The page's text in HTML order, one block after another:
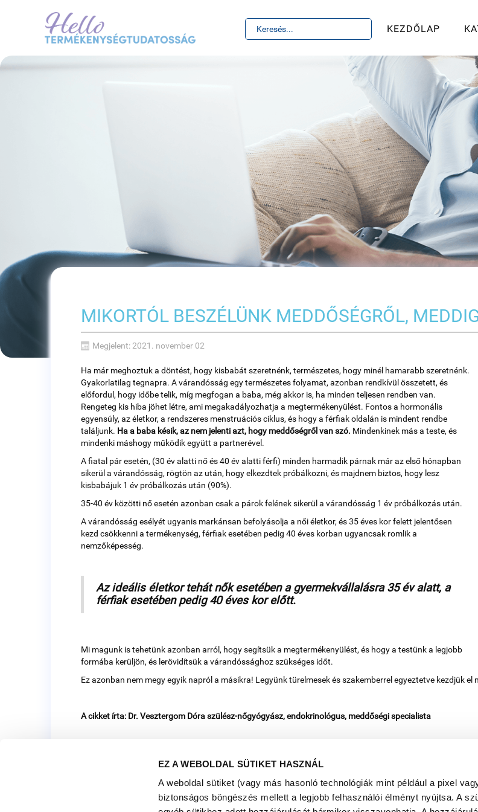
EZ A WEBOLDAL SÜTIKET HASZNÁL
A weboldal sütiket (vagy más hasonló technológiák mint például a pixel
biztonságos böngészés mellett a legjobb felhasználói élményt nyújtsa. A
KEZDŐLAP
MIKORTÓL BESZÉLÜNK MEDDŐSÉGRŐL,
Megjelent: 2021. november 02
Ha már meghoztuk a döntést, hogy kisbabát szeretnénk, természetes, hogy minél hamarabb szeretnénk.
Gyakorlatilag tegnapra. A várandósság egy természetes folyamat, azonban rendkívül összetett, és
előfordul, hogy időbe telik, míg megfogan a baba, még akkor is, ha minden teljesen rendben van.
Rengeteg kis hiba jöhet létre, ami megakadályozhatja a megtermékenyülést. Fontos a hormonális
egyensúly, az életkor, a rendszeres menstruációs ciklus, és hogy a férfiak oldalán is mindent rendbe
találjunk. Ha a baba késik, az nem jelenti azt, hogy meddőségről van szó. Mindenkinek más a teste, és
mindenki máshogy működik együtt a partnerével.
A fiatal pár esetén, (30 év alatti nő és 40 év alatti férfi) minden harmadik párnak már az első hónapban
sikerül a várandósság, rögtön az után, hogy elkezdtek próbálkozni, és majdnem biztos, hogy lesz
kisbabájuk 1 év próbálkozás után (90%).
35-40 év közötti nő esetén azonban csak a párok felének sikerül a várandósság 1 év próbálkozás után.
A várandósság esélyét ugyanis markánsan befolyásolja a női életkor, és 35 éves kor felett jelentősen
kezd csökkenni a termékenység, férfiak esetében pedig 40 éves korban ugyancsak romlik a
nemzőképesség.
Az ideális életkor tehát nők esetében a gyermekvállalásra 35 év alatt, a
férfiak esetében pedig 40 éves kor előtt.
Mi magunk is tehetünk azonban arról, hogy segítsük a megtermékenyülést, és hogy a testünk a legjobb
formába kerüljön, és lerövidítsük a várandóssághoz szükséges időt.
Ez azonban nem megy egyik napról a másikra! Legyünk türelmesek és szakemberrel egyeztetve kezdjük
A cikket írta: Dr. Vesztergom Dóra szülész-nőgyógyász, endokrinológus, meddőségi specialista